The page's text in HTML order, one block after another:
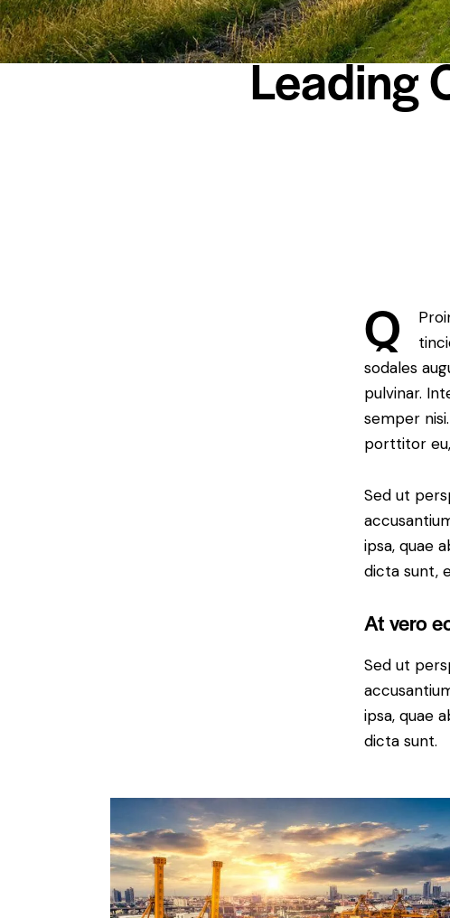
Leading
Q
sodales
pulvinar.
semper
porttitor
Sed ut
ipsa, quae
dicta sunt,
At vero
Sed ut
ipsa, quae
dicta sunt.